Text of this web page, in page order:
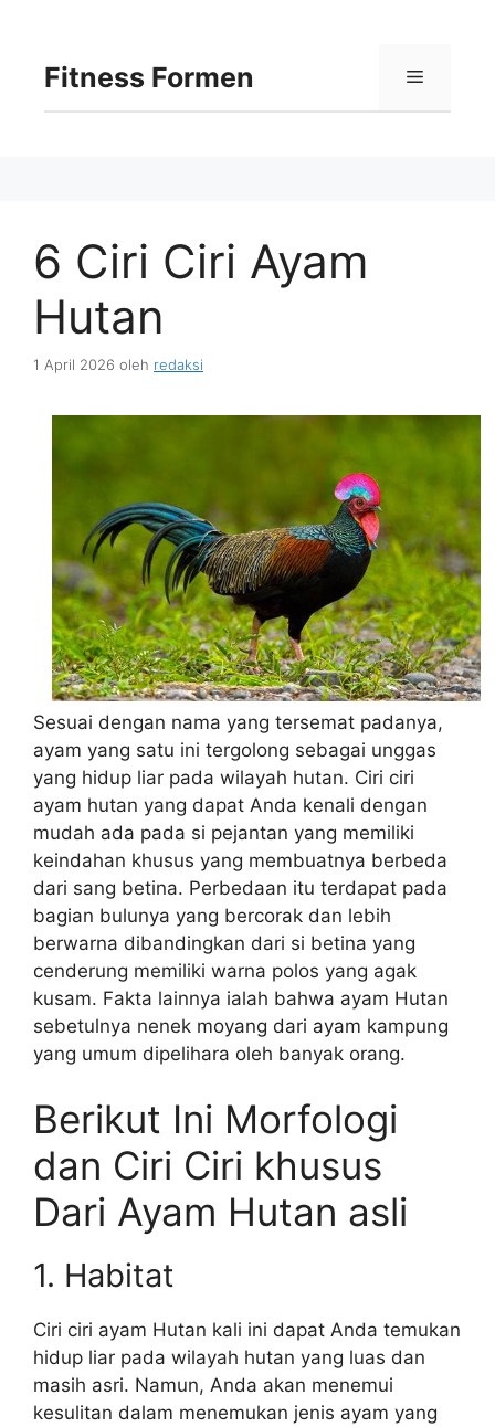
Fitness Formen Menu
6 Ciri Ciri Ayam
Hutan
1 April 2026 oleh redaksi
Sesuai dengan nama yang tersemat padanya,
ayam yang satu ini tergolong sebagai unggas
yang hidup liar pada wilayah hutan. Ciri ciri
ayam hutan yang dapat Anda kenali dengan
mudah ada pada si pejantan yang memiliki
keindahan khusus yang membuatnya berbeda
dari sang betina. Perbedaan itu terdapat pada
bagian bulunya yang bercorak dan lebih
berwarna dibandingkan dari si betina yang
cenderung memiliki warna polos yang agak
kusam. Fakta lainnya ialah bahwa ayam Hutan
sebetulnya nenek moyang dari ayam kampung
yang umum dipelihara oleh banyak orang.
Berikut Ini Morfologi
dan Ciri Ciri khusus
Dari Ayam Hutan asli
1. Habitat
Ciri ciri ayam Hutan kali ini dapat Anda temukan
hidup liar pada wilayah hutan yang luas dan
masih asri. Namun, Anda akan menemui
kesulitan dalam menemukan jenis ayam yang